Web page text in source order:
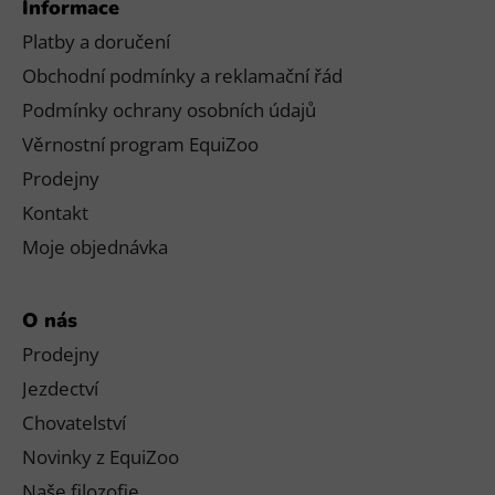
Informace
Platby a doručení
Obchodní podmínky a reklamační řád
Podmínky ochrany osobních údajů
Věrnostní program EquiZoo
Prodejny
Kontakt
Moje objednávka
O nás
Prodejny
Jezdectví
Chovatelství
Novinky z EquiZoo